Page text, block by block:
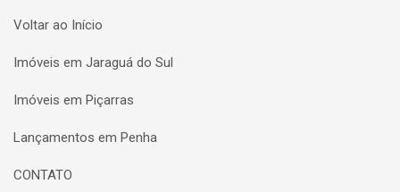
Voltar ao Início
Imóveis em Jaraguá do Sul
Imóveis em Piçarras
Lançamentos em Penha
CONTATO